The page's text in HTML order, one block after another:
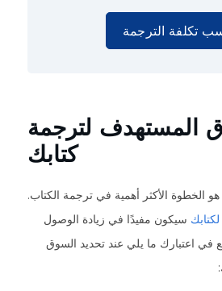
تكلفة الترجمة
المستهدف لترجمة
كتابك
الخطوة الأكثر أهمية في ترجمة الكتاب.
سيكون مفيدًا في زيادة الوصول
اعتبارك ما يلي عند تحديد السوق